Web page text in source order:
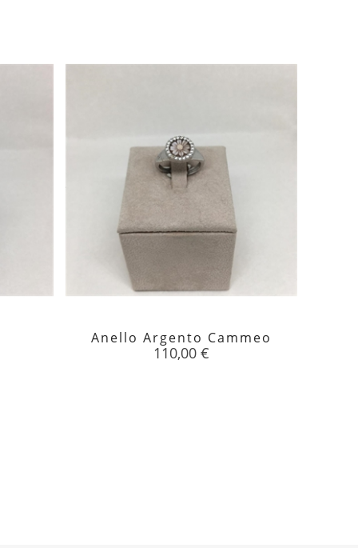
Anello Argento Cammeo
Prezzo
110,00 €